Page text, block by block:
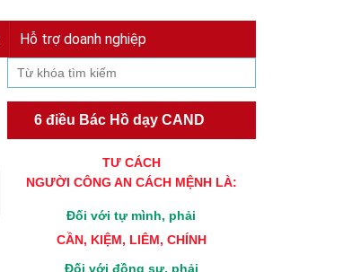
Đăng nhập Đăng ký
Hỗ trợ doanh nghiệp
6 điều Bác Hồ dạy CAND
NGƯỜI CÔNG AN CÁCH MỆNH LÀ:
CẦN, KIỆM, LIÊM, CHÍNH